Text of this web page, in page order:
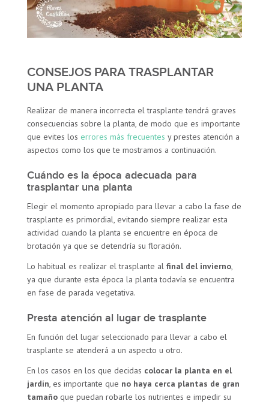
CONSEJOS PARA TRASPLANTAR
UNA PLANTA
Realizar de manera incorrecta el trasplante tendrá graves
consecuencias sobre la planta, de modo que es importante
que evites los errores más frecuentes y prestes atención a
aspectos como los que te mostramos a continuación.
Cuándo es la época adecuada para
trasplantar una planta
Elegir el momento apropiado para llevar a cabo la fase de
trasplante es primordial, evitando siempre realizar esta
actividad cuando la planta se encuentre en época de
brotación ya que se detendría su floración.
Lo habitual es realizar el trasplante alfinal del invierno,
ya que durante esta época la planta todavía se encuentra
en fase de parada vegetativa.
Presta atención al lugar de trasplante
En función del lugar seleccionado para llevar a cabo el
trasplante se atenderá a un aspecto u otro.
En los casos en los que decidas colocar la planta en el
jardín, es importante que no haya cerca plantas de gran
tamaño que puedan robarle los nutrientes e impedir su